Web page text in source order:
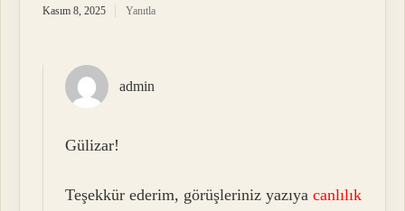
Kasım 8, 2025 Yanıtla
admin
Gülizar!
Teşekkür ederim, görüşleriniz yazıyacanlılık